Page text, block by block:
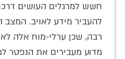
חשש למרגלים העושים
להעביר מידע לאויב. המצב
רבה, שכן ערלי-מוח אלה לא
מדוע מעבירים את הנפטר